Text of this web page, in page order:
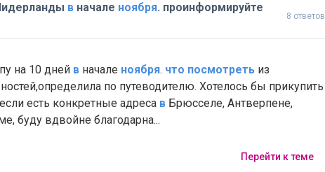
в начале ноября. проинформируйте
8 ответов
на 10 дней в начале ноября. что посмотреть из
по путеводителю. Хотелось бы прикупить
есть конкретные адреса в Брюсселе, Антверпене,
буду вдвойне благодарна...
Перейти к теме